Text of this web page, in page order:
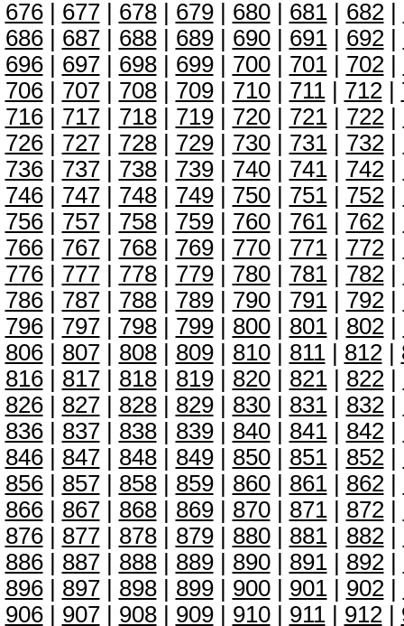
676| 677| 678| 679| 680| 681| 682|
686| 687| 688| 689| 690| 691| 692|
696| 697| 698| 699| 700| 701| 702|
706| 707| 708| 709| 710| 711| 712|
716| 717| 718| 719| 720| 721| 722|
726| 727| 728| 729| 730| 731| 732|
736| 737| 738| 739| 740| 741| 742|
746| 747| 748| 749| 750| 751| 752|
756| 757| 758| 759| 760| 761| 762|
766| 767| 768| 769| 770| 771| 772|
776| 777| 778| 779| 780| 781| 782|
786| 787| 788| 789| 790| 791| 792|
796| 797| 798| 799| 800| 801| 802|
806| 807| 808| 809| 810| 811| 812|
816| 817| 818| 819| 820| 821| 822|
826| 827| 828| 829| 830| 831| 832|
836| 837| 838| 839| 840| 841| 842|
846| 847| 848| 849| 850| 851| 852|
856| 857| 858| 859| 860| 861| 862|
866| 867| 868| 869| 870| 871| 872|
876| 877| 878| 879| 880| 881| 882|
886| 887| 888| 889| 890| 891| 892|
896| 897| 898| 899| 900| 901| 902|
906| 907| 908| 909| 910| 911| 912|